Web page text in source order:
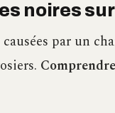
noires
par un